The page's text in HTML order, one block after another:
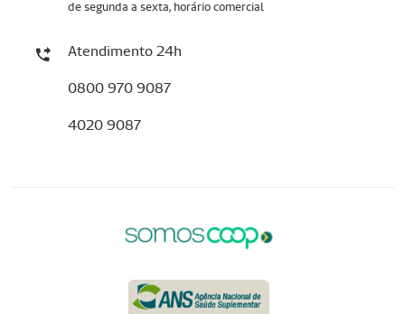
de segunda a sexta, horário comercial
Atendimento 24h
0800 970 9087
4020 9087